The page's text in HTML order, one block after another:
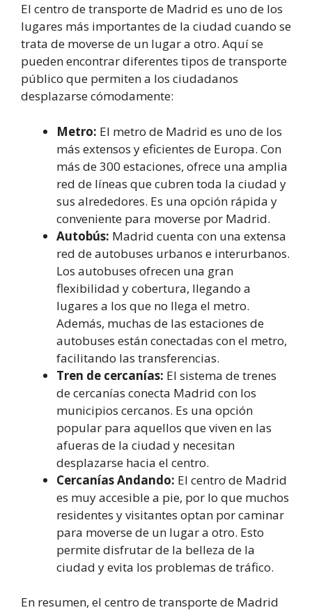
El centro de transporte de Madrid es uno de los
lugares más importantes de la ciudad cuando se
trata de moverse de un lugar a otro. Aquí se
pueden encontrar diferentes tipos de transporte
público que permiten a los ciudadanos
desplazarse cómodamente:
Metro: El metro de Madrid es uno de los
más extensos y eficientes de Europa. Con
más de 300 estaciones, ofrece una amplia
red de líneas que cubren toda la ciudad y
sus alrededores. Es una opción rápida y
conveniente para moverse por Madrid.
Autobús: Madrid cuenta con una extensa
red de autobuses urbanos e interurbanos.
Los autobuses ofrecen una gran
flexibilidad y cobertura, llegando a
lugares a los que no llega el metro.
Además, muchas de las estaciones de
autobuses están conectadas con el metro,
facilitando las transferencias.
Tren de cercanías: El sistema de trenes
de cercanías conecta Madrid con los
municipios cercanos. Es una opción
popular para aquellos que viven en las
afueras de la ciudad y necesitan
desplazarse hacia el centro.
Cercanías Andando: El centro de Madrid
es muy accesible a pie, por lo que muchos
residentes y visitantes optan por caminar
para moverse de un lugar a otro. Esto
permite disfrutar de la belleza de la
ciudad y evita los problemas de tráfico.
En resumen, el centro de transporte de Madrid